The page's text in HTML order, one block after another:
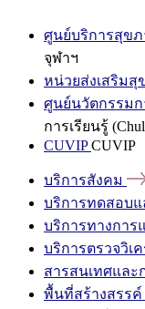
ศูนย์บริการสุข
จุฬาฯ
หน่วยส่งเสริมสุ
ศูนย์นวัตกรรมก
การเรียนรู้
CUVIPCUVIP
บริการสังคม
บริการทดสอบแ
บริการทางการ
บริการตรวจวิ
สารสนเทศและ
พื้นที่สร้างสรรค์